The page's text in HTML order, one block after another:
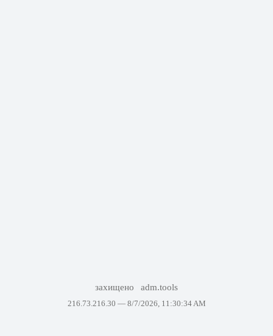
захищено adm.tools
216.73.216.30 — 8/7/2026, 11:30:34 AM